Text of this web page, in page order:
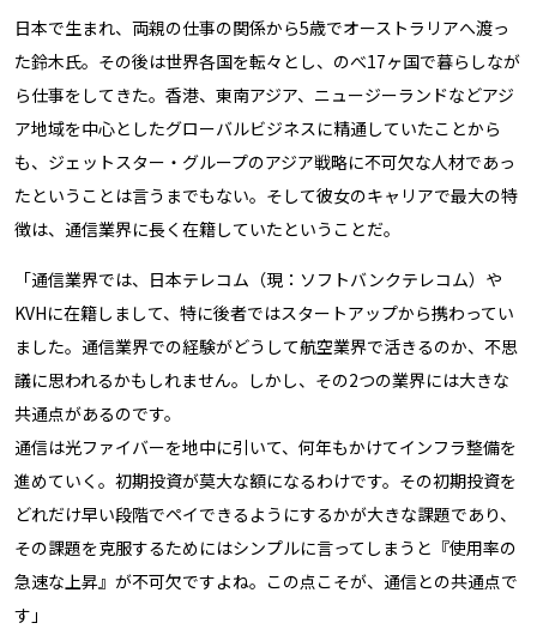
日本で生まれ、両親の仕事の関係から5歳でオーストラリアへ渡っ
た鈴木氏。その後は世界各国を転々とし、のべ17ヶ国で暮らしなが
ら仕事をしてきた。香港、東南アジア、ニュージーランドなどアジ
ア地域を中心としたグローバルビジネスに精通していたことから
も、ジェットスター・グループのアジア戦略に不可欠な人材であっ
たということは言うまでもない。そして彼女のキャリアで最大の特
徴は、通信業界に長く在籍していたということだ。
「通信業界では、日本テレコム（現：ソフトバンクテレコム）や
KVHに在籍しまして、特に後者ではスタートアップから携わってい
ました。通信業界での経験がどうして航空業界で活きるのか、不思
議に思われるかもしれません。しかし、その2つの業界には大きな
共通点があるのです。
通信は光ファイバーを地中に引いて、何年もかけてインフラ整備を
進めていく。初期投資が莫大な額になるわけです。その初期投資を
どれだけ早い段階でペイできるようにするかが大きな課題であり、
その課題を克服するためにはシンプルに言ってしまうと『使用率の
急速な上昇』が不可欠ですよね。この点こそが、通信との共通点で
す」